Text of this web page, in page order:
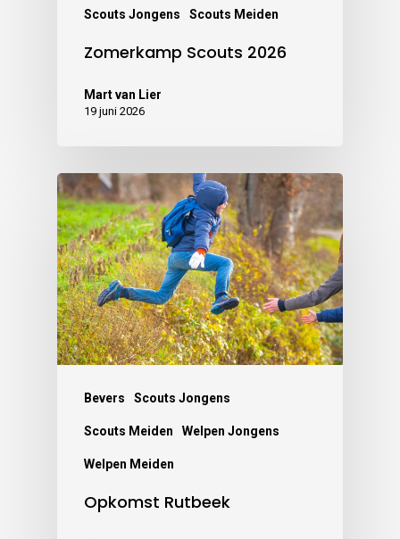
Scouts Jongens Scouts Meiden
Zomerkamp Scouts 2026
Mart van Lier
19 juni 2026
Bevers Scouts Jongens
Scouts Meiden Welpen Jongens
Welpen Meiden
Opkomst Rutbeek